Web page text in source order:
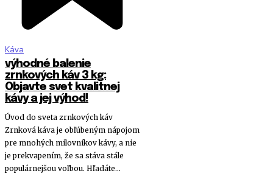
Káva
výhodné balenie
zrnkových káv 3 kg:
Objavte svet kvalitnej
kávy a jej výhod!
Úvod do sveta zrnkových káv
Zrnková káva je obľúbeným nápojom
pre mnohých milovníkov kávy, a nie
je prekvapením, že sa stáva stále
populárnejšou voľbou. Hľadáte...